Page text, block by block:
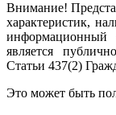
Внимание!
характеристик,
информационный
является
Статьи 437(2)
Это может быть